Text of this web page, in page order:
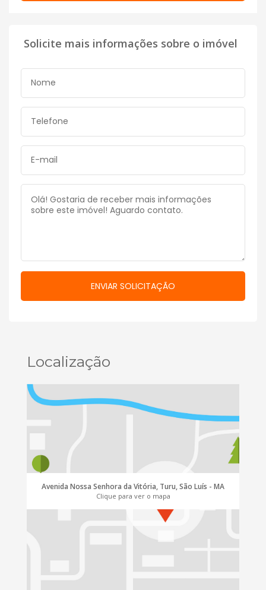
Solicite mais informações sobre o imóvel
Localização
Avenida Nossa Senhora da Vitória, Turu, São Luís - MA
Clique para ver o mapa